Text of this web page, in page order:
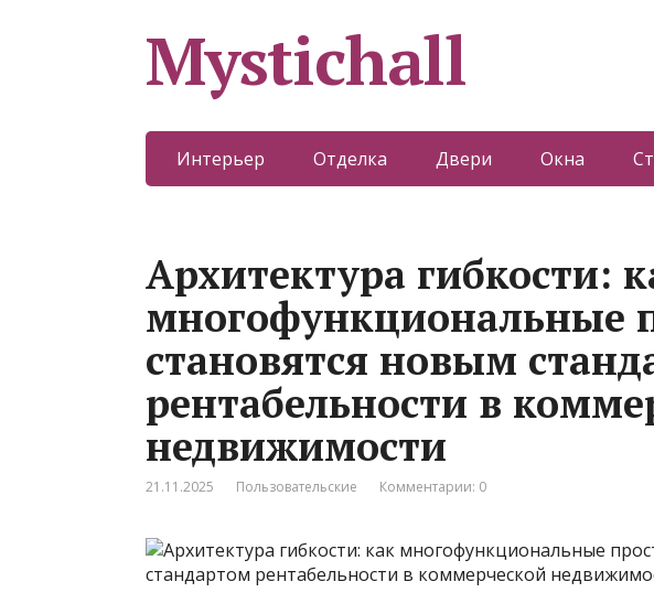
Mystichall
Интерьер Отделка Двери Окна
Архитектура гибкости:
многофункциональные
становятся новым
рентабельности в
недвижимости
21.11.2025 Пользовательские Комментарии: 0